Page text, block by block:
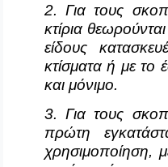
2. Για τους
κτίρια
είδους
κτίσματα ή με το
και μόνιμο.
3. Για τους
πρώτη
χρησιμοποίηση,